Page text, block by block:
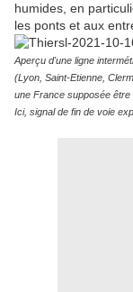
humides, en
les ponts et aux
Aperçu d'une ligne
(Lyon, Saint-Etienne,
une France supposée être
Ici, signal de fin de voie